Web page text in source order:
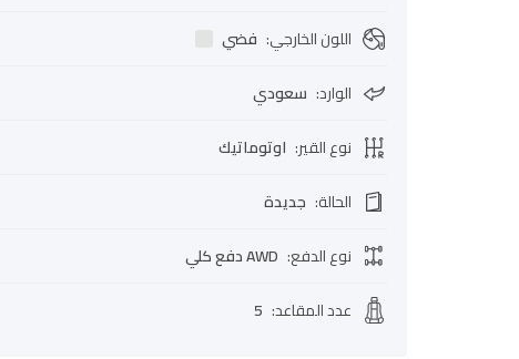
اللون الخارجي: فضي
الوارد: سعودي
نوع القير: اوتوماتيك
الحالة: جديدة
نوع الدفع: AWD دفع كلي
عدد المقاعد:
5